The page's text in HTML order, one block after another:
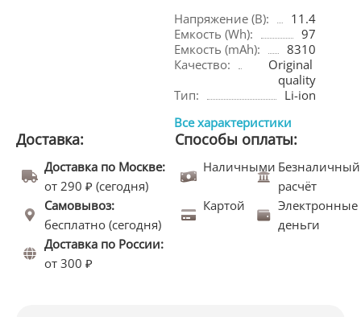
Напряжение (В):
11.4
Емкость (Wh):
97
Емкость (mAh):
8310
Качество:
Original
quality
Тип:
Li-ion
Все характеристики
Доставка:
Доставка по Москве:
от 290 ₽ (сегодня)
Самовывоз:
бесплатно (сегодня)
Доставка по России:
от 300 ₽
Способы оплаты:
Наличными Безналичный
расчёт
Картой
Электронные
деньги